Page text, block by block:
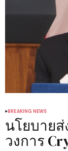
BREAKING NEWS
นโยบายส่
วงการ